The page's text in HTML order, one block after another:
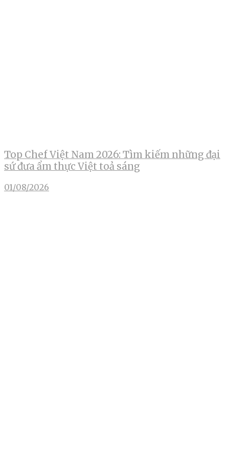
Top Chef Việt Nam 2026: Tìm kiếm những đại
sứ đưa ẩm thực Việt toả sáng
01/08/2026